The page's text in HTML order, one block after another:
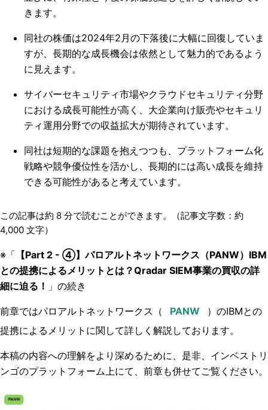
きます。
同社の株価は2024年2月の下落後に大幅に回復していま
すが、長期的な成長機会は依然として魅力的であるよう
に見えます。
サイバーセキュリティ市場やクラウドセキュリティ分野
における成長可能性が高く、大企業向け販売やセキュリ
ティ運用分野での収益拡大が期待されています。
同社は短期的な課題を抱えつつも、プラットフォーム化
戦略や競争優位性を活かし、長期的には高い成長を維持
できる可能性があると考えています。
この記事は約 8 分で読むことができます。（記事文字数：約
4,000 文字）
※「 【Part 2 - ④】パロアルトネットワークス（PANW）IBM
との提携によるメリットとは？Qradar SIEM事業の買収の詳
細に迫る！ 」の続き
前章ではパロアルトネットワークス（
）のIBMとの
提携によるメリットに関して詳しく解説しております。
本稿の内容への理解をより深めるために、是非、インベストリ
ンゴのプラットフォーム上にて、前章も併せてご覧ください。